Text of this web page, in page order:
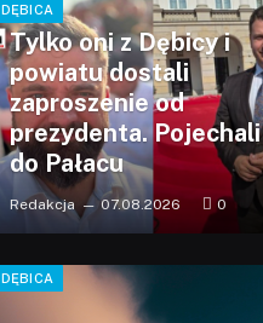
DĘBICA
Tylko oni z Dębicy i
powiatu dostali
zaproszenie od
prezydenta. Pojechali
do Pałacu
Redakcja 07.08.2026 0
DĘBICA